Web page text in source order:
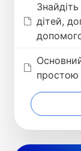
дітей,